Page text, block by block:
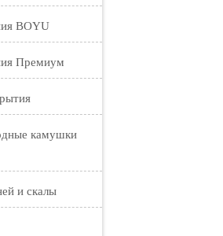
BOYU
Премиум
камушки
и скалы